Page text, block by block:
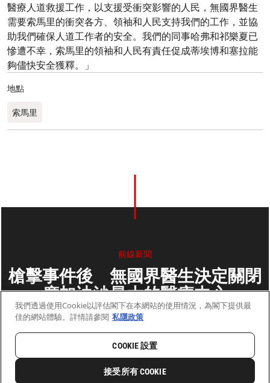
醫療人道救援工作，以支援受衝突影響的人民，無國界醫生
需要索馬里的衝突各方、領袖和人民支持我們的工作，並協
助我們確保人道工作者的安全。我們的同事哈弗和祁樂夏已
慘遭不幸，索馬里的領袖和人民有責任促成蒂埃博和塞拉能
夠儘快安全獲釋。」
地點
索馬里
前線新聞
槍擊事件後 無國界醫生決定關閉
摩加迪沙最大的醫療中心
2012年1月19日
首頁最新動向前線新聞與故事
我們透過使用Cookie以評估閣下在本網站的使用情況，為閣下提供最
佳的網站體驗。詳情請參閱 私隱政策
COOKIE 設置
接受所有 COOKIE